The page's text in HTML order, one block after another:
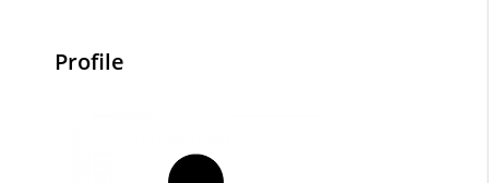
Profile